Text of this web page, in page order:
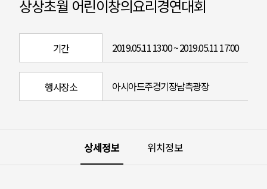
상상초월 어린이창의요리경연대회
기간 2019.05.11 13:00 ~ 2019.05.11 17:00
행사장소 아시아드주경기장남측광장
상세정보 위치정보